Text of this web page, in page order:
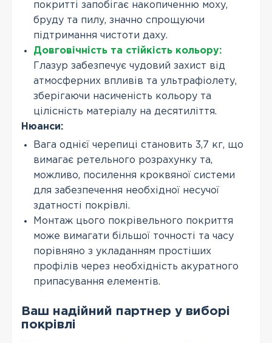
покритті запобігає накопиченню моху,
бруду та пилу, значно спрощуючи
підтримання чистоти даху.
Довговічність та стійкість кольору:
Глазур забезпечує чудовий захист від
атмосферних впливів та ультрафіолету,
зберігаючи насиченість кольору та
цілісність матеріалу на десятиліття.
Нюанси:
Вага однієї черепиці становить 3,7 кг, що
вимагає ретельного розрахунку та,
можливо, посилення кроквяної системи
для забезпечення необхідної несучої
здатності покрівлі.
Монтаж цього покрівельного покриття
може вимагати більшої точності та часу
порівняно з укладанням простіших
профілів через необхідність акуратного
припасування елементів.
Ваш надійний партнер у виборі
покрівлі